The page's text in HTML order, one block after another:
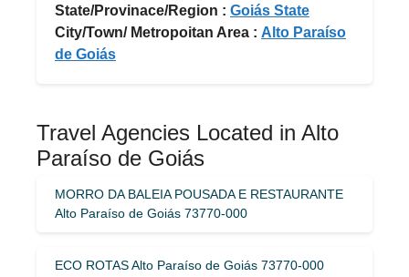
State/Provinace/Region : Goiás State
City/Town/ Metropoitan Area : Alto Paraíso
de Goiás
Travel Agencies Located in Alto
Paraíso de Goiás
MORRO DA BALEIA POUSADA E RESTAURANTE
Alto Paraíso de Goiás 73770-000
ECO ROTAS Alto Paraíso de Goiás 73770-000